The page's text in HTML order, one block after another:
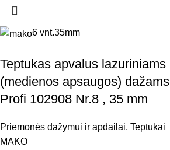
6 vnt.35mm
Teptukas apvalus lazuriniams
(medienos apsaugos) dažams
Profi 102908 Nr.8 , 35 mm
Priemonės dažymui ir apdailai, Teptukai
MAKO